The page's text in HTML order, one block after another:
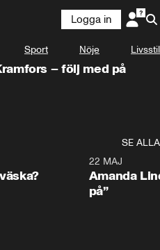
Logga in
Sport Nöje Livsstil
– följ med på
SE ALLA
Plus
22 MAJ
Amanda
på”